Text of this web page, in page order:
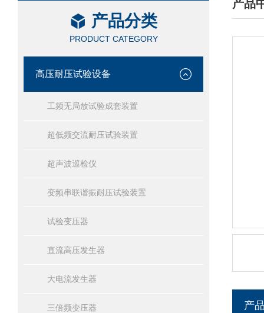
产品分类
PRODUCT CATEGORY
高压耐压试验设备
工频无局放试验成套装置
超低频交流耐压试验装置
超声波巡检仪
变频串联谐振耐压试验装置
试验变压器
直流高压发生器
大电流发生器
三倍频变压器
产品
/
产